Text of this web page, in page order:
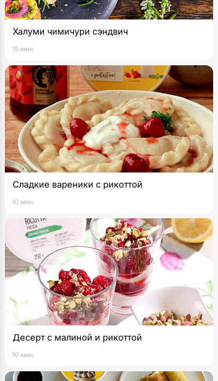
Халуми чимичури сэндвич
15 мин.
Сладкие вареники с рикоттой
10 мин.
Десерт с малиной и рикоттой
10 мин.